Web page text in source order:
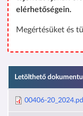
elérhetőségein.
Megértésüket és
Letölthető
00406-